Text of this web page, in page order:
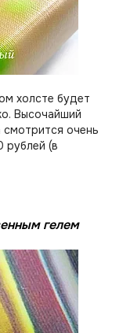
холсте будет
Высочайший
смотрится очень
рублей (в
гелем